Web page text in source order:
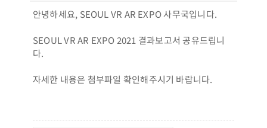
안녕하세요, SEOUL VR AR EXPO 사무국입니다.
SEOUL VR AR EXPO 2021 결과보고서 공유드립니
다.
자세한 내용은 첨부파일 확인해주시기 바랍니다.